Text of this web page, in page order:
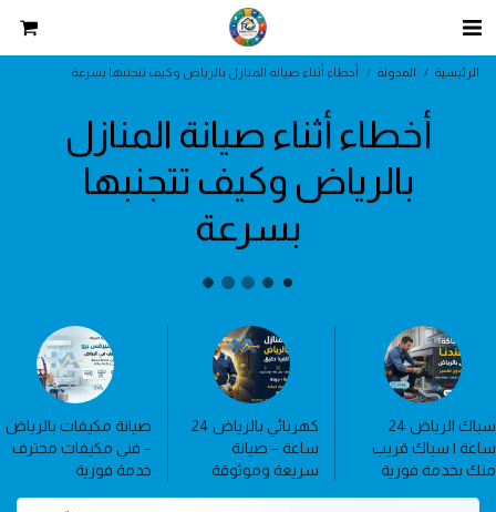
الرئيسية المدونة أخطاء أثناء صيانة المنازل بالرياض وكيف تتجنبها بسرعة
أخطاء أثناء صيانة المنازل
بالرياض وكيف تتجنبها
بسرعة
سباك الرياض 24
ساعة | سباك قريب
منك بخدمة فورية
كهربائي بالرياض 24
ساعة – صيانة
سريعة وموثوقة
صيانة مكيفات بالرياض
– فني مكيفات محترف
خدمة فورية